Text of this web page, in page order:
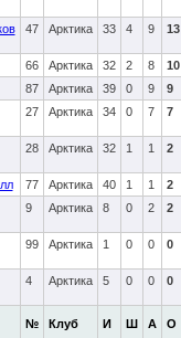
№ Клуб И Ш А О
47 Арктика 33 4 9 13
66 Арктика 32 2 8 10
87 Арктика 39 0 9 9
27 Арктика 34 0 7 7
28 Арктика 32 1 1 2
77 Арктика 40 1 1 2
9 Арктика 8 0 2 2
99 Арктика 1 0 0 0
4 Арктика 5 0 0 0